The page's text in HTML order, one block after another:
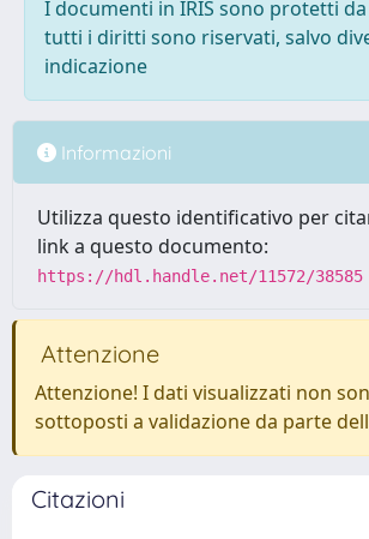
I documenti in IRIS sono protetti
tutti i diritti sono riservati, salvo
indicazione
Informazioni
Utilizza questo identificativo per
link a questo documento:
https://hdl.handle.net/11572/38585
Attenzione
Attenzione! I dati visualizzati non
sottoposti a validazione da parte
Citazioni